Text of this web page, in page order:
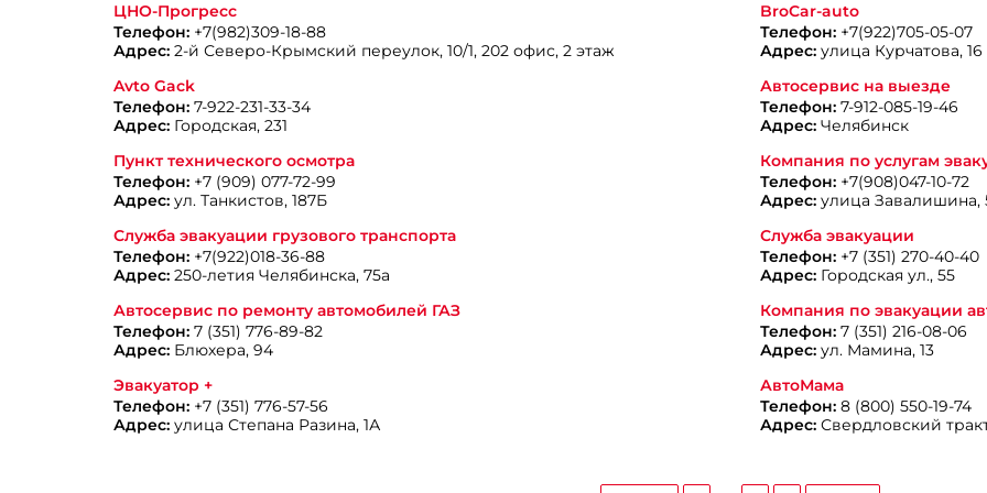
ЦНО-Прогресс
Телефон:+7(982)309-18-88
Адрес:2-й Северо-Крымский переулок, 10/1, 202 офис, 2 этаж
BroCar-auto
Телефон:+7(922)705-05-07
Адрес:улица Курчатова, 16
Avto Gack
Телефон:7-922-231-33-34
Адрес:Городская, 231
Автосервис на выезде
Телефон:7-912-085-19-46
Адрес:Челябинск
Пункт технического осмотра
Телефон:+7 (909) 077-72-99
Адрес:ул. Танкистов, 187Б
Компания по услугам
Телефон:+7(908)047-10-72
Адрес:улица Завалишина,
Служба эвакуации грузового транспорта
Телефон:+7(922)018-36-88
Адрес:250-летия Челябинска, 75а
Служба эвакуации
Телефон:+7 (351) 270-40-40
Адрес:Городская ул., 55
Автосервис по ремонту автомобилей ГАЗ
Телефон:7 (351) 776-89-82
Адрес:Блюхера, 94
Компания по эвакуации
Телефон:7 (351) 216-08-06
Адрес:ул. Мамина, 13
Эвакуатор +
Телефон:+7 (351) 776-57-56
Адрес:улица Степана Разина, 1А
АвтоМама
Телефон:8 (800) 550-19-74
Адрес:Свердловский